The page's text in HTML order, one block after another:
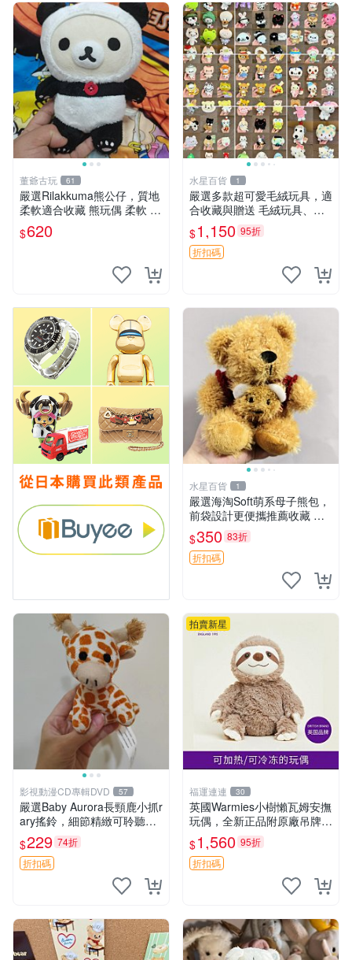
董爺古玩 61
嚴選Rilakkuma熊公仔，質地
柔軟適合收藏 熊玩偶 柔軟 公
仔 收藏
$620
水星百貨 1
嚴選多款超可愛毛絨玩具，適
合收藏與贈送 毛絨玩具、抱
枕、公仔
$1,150 95折
折扣碼
水星百貨 1
嚴選海淘Soft萌系母子熊包，
前袋設計更便攜推薦收藏 母
子熊 軟綿綿 包包
$350 83折
折扣碼
影視動漫CD專輯DVD 57
嚴選Baby Aurora長頸鹿小抓r
ary搖鈴，細節精緻可聆聽清
脆鈴音 軟萌可愛 定制紀念 金
屬搖鈴 新手媽咪推薦 長頸鹿
抓rary 搖鈴
$229 74折
折扣碼
拍賣新星
福運連連 30
英國Warmies小樹懶瓦姆安撫
玩偶，全新正品附原廠吊牌與
防塵袋，內藏薰衣草可加熱，
適合各個年齡層，冷暖兩用享
受抱抱樂趣，不容錯過嚴選好
$1,560 95折
折扣碼